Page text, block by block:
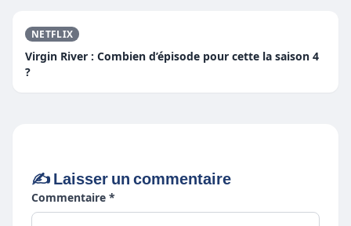
NETFLIX
Virgin River : Combien d’épisode pour cette la saison 4
?
✍️ Laisser un commentaire
Commentaire *